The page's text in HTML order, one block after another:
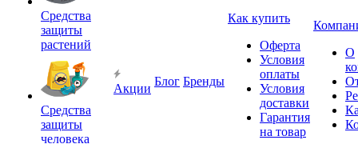
Средства
защиты
растений
Средства
защиты
человека
Акции
Блог Бренды
Как купить
Оферта
Условия
оплаты
Условия
доставки
Гарантия
на товар
О